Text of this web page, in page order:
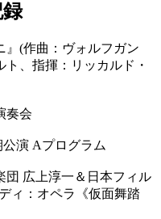
』(作曲：ヴォルフガン
、指揮：リッカルド・
奏会
演 Aプログラム
団 広上淳一＆日本フィル
ィ：オペラ《仮面舞踏